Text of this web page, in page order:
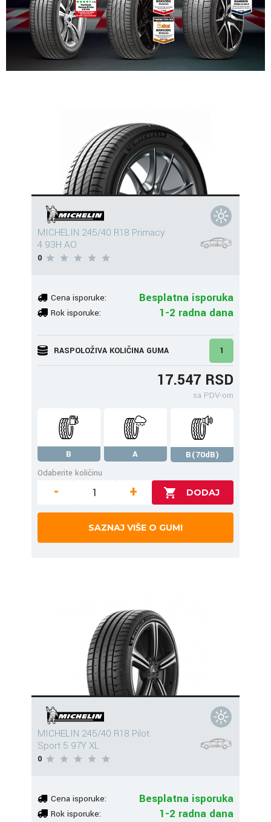
MICHELIN 245/40 R18 Primacy
4 93H AO
0
Cena isporuke: Besplatna isporuka
Rok isporuke: 1-2 radna dana
RASPOLOŽIVA KOLIČINA GUMA 1
17.547 RSD
sa PDV-om
B A
B(70dB)
Odaberite količinu
- +
SAZNAJ VIŠE O GUMI
MICHELIN 245/40 R18 Pilot
Sport 5 97Y XL
0
Cena isporuke: Besplatna isporuka
Rok isporuke: 1-2 radna dana